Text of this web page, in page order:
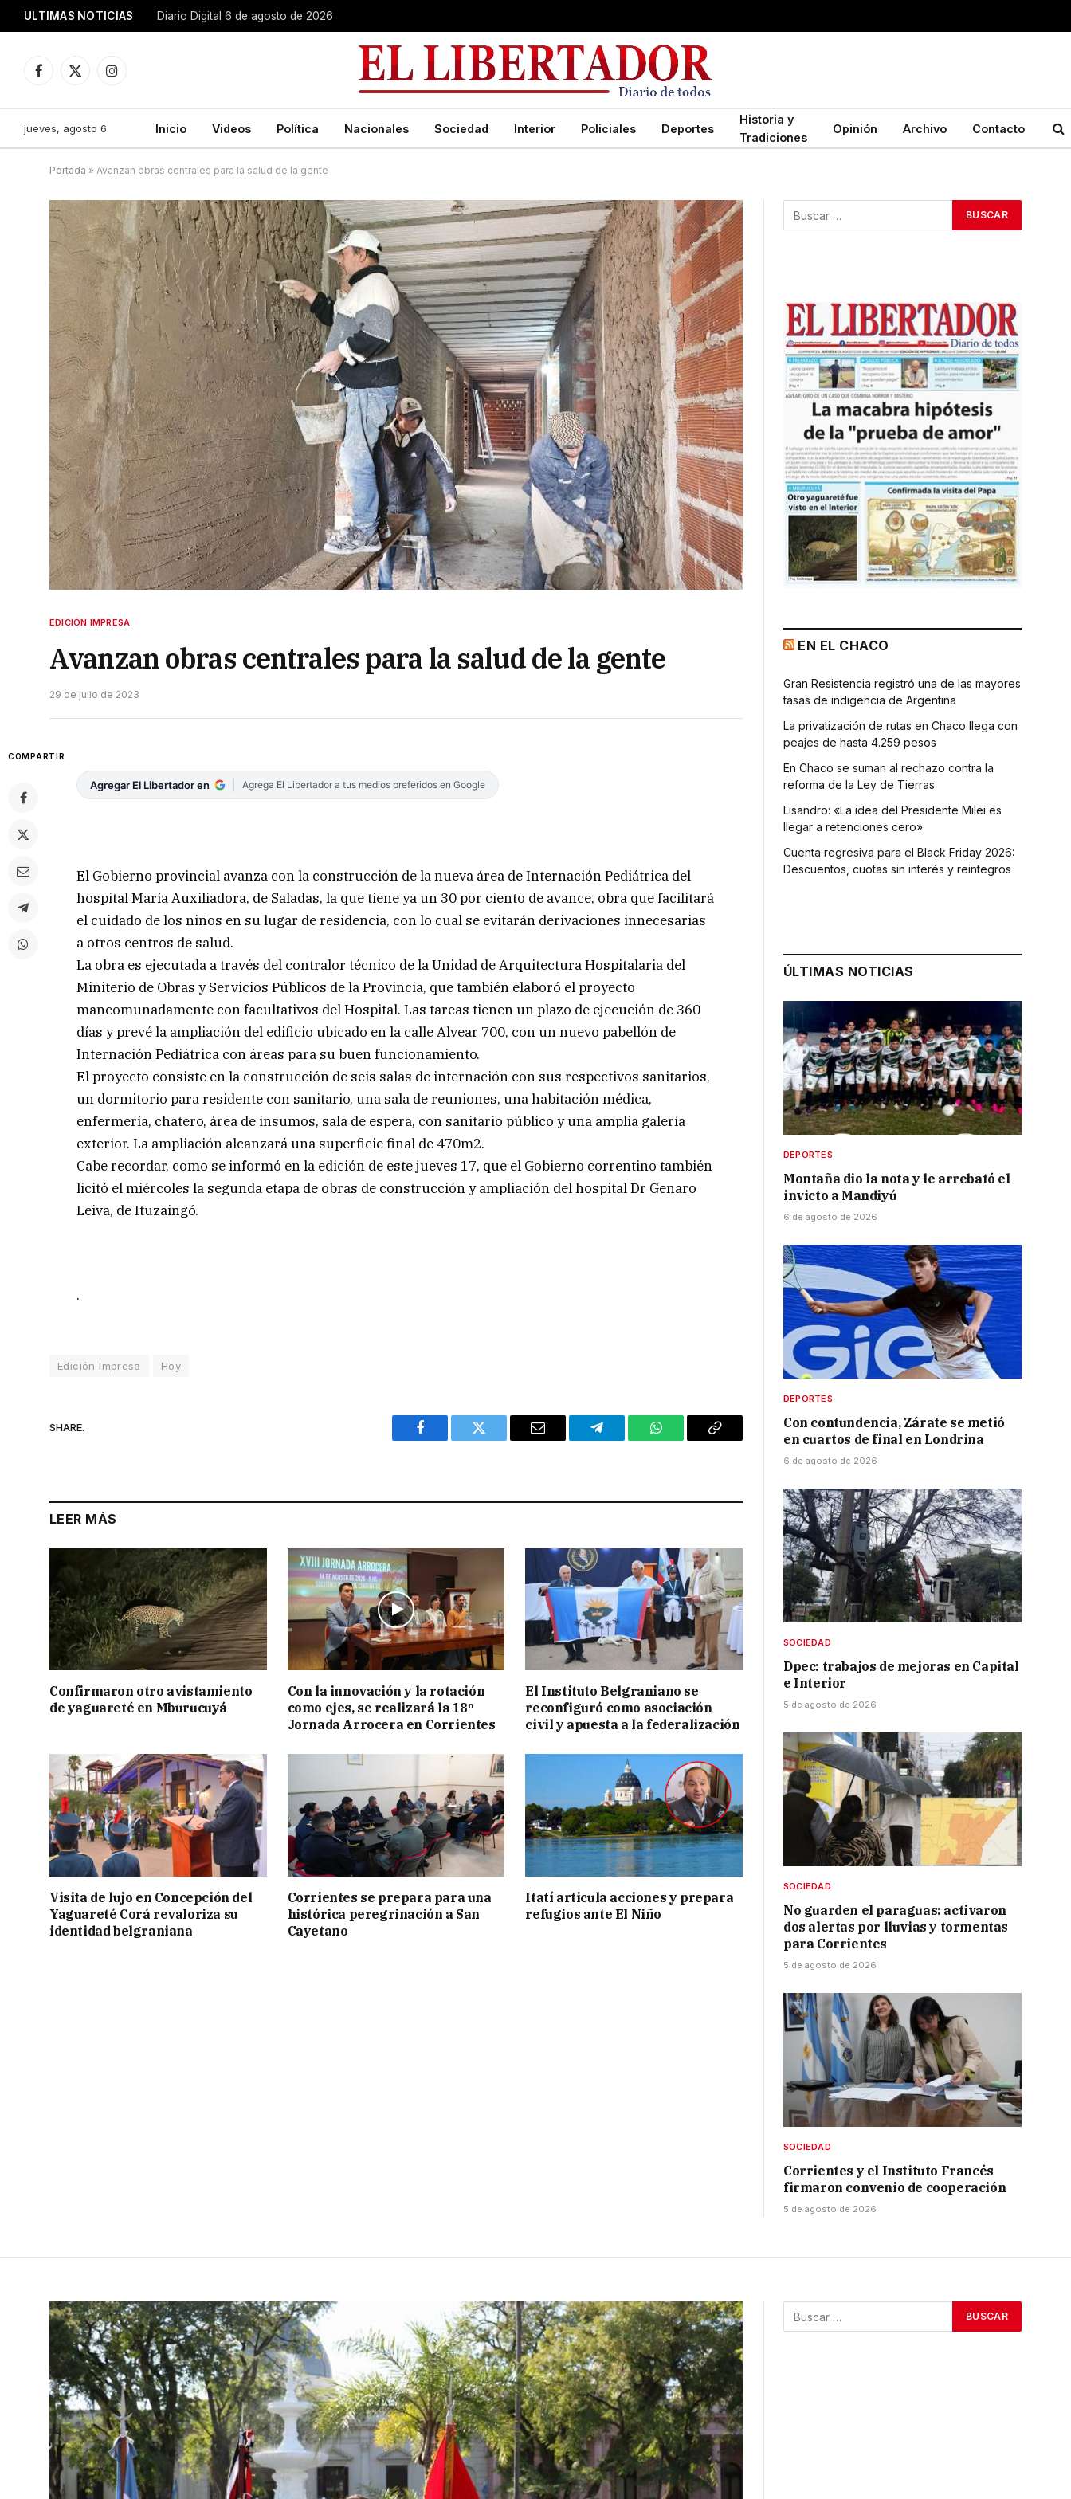
ULTIMAS NOTICIAS Diario Digital 6 de agosto de 2026
Facebook
X
Instagram
jueves, agosto 6 Inicio Videos Política Nacionales Sociedad Interior Policiales Deportes
Historia y
Tradiciones
Opinión Archivo Contacto
Portada » Avanzan obras centrales para la salud de la gente
EDICIÓN IMPRESA
Avanzan obras centrales para la salud de la gente
29 de julio de 2023
COMPARTIR
Agregar El Libertador en Agrega El Libertador a tus medios preferidos en Google
El Gobierno provincial avanza con la construcción de la nueva área de Internación Pediátrica del
hospital María Auxiliadora, de Saladas, la que tiene ya un 30 por ciento de avance, obra que facilitará
el cuidado de los niños en su lugar de residencia, con lo cual se evitarán derivaciones innecesarias
a otros centros de salud.
La obra es ejecutada a través del contralor técnico de la Unidad de Arquitectura Hospitalaria del
Miniterio de Obras y Servicios Públicos de la Provincia, que también elaboró el proyecto
mancomunadamente con facultativos del Hospital. Las tareas tienen un plazo de ejecución de 360
días y prevé la ampliación del edificio ubicado en la calle Alvear 700, con un nuevo pabellón de
Internación Pediátrica con áreas para su buen funcionamiento.
El proyecto consiste en la construcción de seis salas de internación con sus respectivos sanitarios,
un dormitorio para residente con sanitario, una sala de reuniones, una habitación médica,
enfermería, chatero, área de insumos, sala de espera, con sanitario público y una amplia galería
exterior. La ampliación alcanzará una superficie final de 470m2.
Cabe recordar, como se informó en la edición de este jueves 17, que el Gobierno correntino también
licitó el miércoles la segunda etapa de obras de construcción y ampliación del hospital Dr Genaro
Leiva, de Ituzaingó.
.
Edición Impresa Hoy
SHARE.
Facebook Twitter Email Telegram WhatsAppCopy
LEER MÁS
Confirmaron otro avistamiento
de yaguareté en Mburucuyá
Con la innovación y la rotación
como ejes, se realizará la 18º
Jornada Arrocera en Corrientes
El Instituto Belgraniano se
reconfiguró como asociación
civil y apuesta a la federalización
Visita de lujo en Concepción del
Yaguareté Corá revaloriza su
identidad belgraniana
Corrientes se prepara para una
histórica peregrinación a San
Cayetano
Itatí articula acciones y prepara
refugios ante El Niño
EN EL CHACO
Gran Resistencia registró una de las mayores
tasas de indigencia de Argentina
La privatización de rutas en Chaco llega con
peajes de hasta 4.259 pesos
En Chaco se suman al rechazo contra la
reforma de la Ley de Tierras
Lisandro: «La idea del Presidente Milei es
llegar a retenciones cero»
Cuenta regresiva para el Black Friday 2026:
Descuentos, cuotas sin interés y reintegros
ÚLTIMAS NOTICIAS
DEPORTES
Montaña dio la nota y le arrebató el
invicto a Mandiyú
6 de agosto de 2026
DEPORTES
Con contundencia, Zárate se metió
en cuartos de final en Londrina
6 de agosto de 2026
SOCIEDAD
Dpec: trabajos de mejoras en Capital
e Interior
5 de agosto de 2026
SOCIEDAD
No guarden el paraguas: activaron
dos alertas por lluvias y tormentas
para Corrientes
5 de agosto de 2026
SOCIEDAD
Corrientes y el Instituto Francés
firmaron convenio de cooperación
5 de agosto de 2026